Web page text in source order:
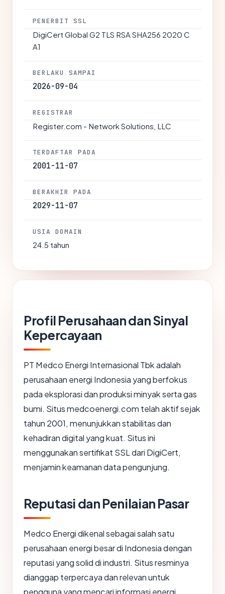
PENERBIT SSL
DigiCert Global G2 TLS RSA SHA256 2020 C
A1
BERLAKU SAMPAI
2026-09-04
REGISTRAR
Register.com - Network Solutions, LLC
TERDAFTAR PADA
2001-11-07
BERAKHIR PADA
2029-11-07
USIA DOMAIN
24.5 tahun
Profil Perusahaan dan Sinyal
Kepercayaan
PT Medco Energi Internasional Tbk adalah
perusahaan energi Indonesia yang berfokus
pada eksplorasi dan produksi minyak serta gas
bumi. Situs medcoenergi.com telah aktif sejak
tahun 2001, menunjukkan stabilitas dan
kehadiran digital yang kuat. Situs ini
menggunakan sertifikat SSL dari DigiCert,
menjamin keamanan data pengunjung.
Reputasi dan Penilaian Pasar
Medco Energi dikenal sebagai salah satu
perusahaan energi besar di Indonesia dengan
reputasi yang solid di industri. Situs resminya
dianggap terpercaya dan relevan untuk
pengguna yang mencari informasi energi,